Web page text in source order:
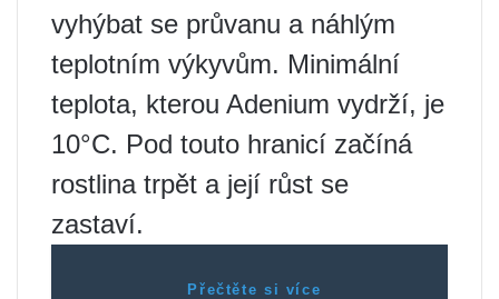
vyhýbat se průvanu a náhlým
teplotním výkyvům. Minimální
teplota, kterou Adenium vydrží, je
10°C. Pod touto hranicí začíná
rostlina trpět a její růst se
zastaví.
Přečtěte si více